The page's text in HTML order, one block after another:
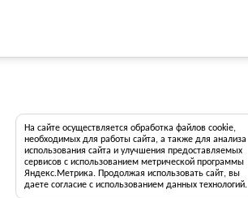
На сайте осуществляется обработка файлов cookie,
необходимых для работы сайта, а также для анализа
использования сайта и улучшения предоставляемых
сервисов с использованием метрической программы
Яндекс.Метрика. Продолжая использовать сайт, вы
даете согласие с использованием данных технологий.